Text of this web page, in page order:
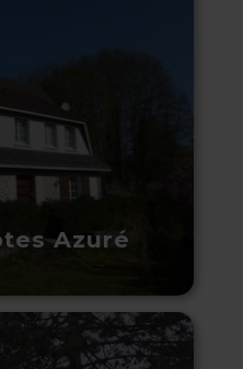
Azuré